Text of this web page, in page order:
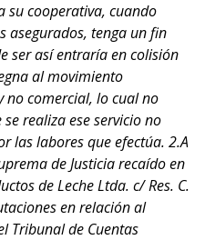
su cooperativa, cuando
asegurados, tenga un fin
ser así entraría en colisión
al movimiento
no comercial, lo cual no
realiza ese servicio no
las labores que efectúa. 2.A
de Justicia recaído en
de Leche Ltda. c/ Res. C.
en relación al
Tribunal de Cuentas